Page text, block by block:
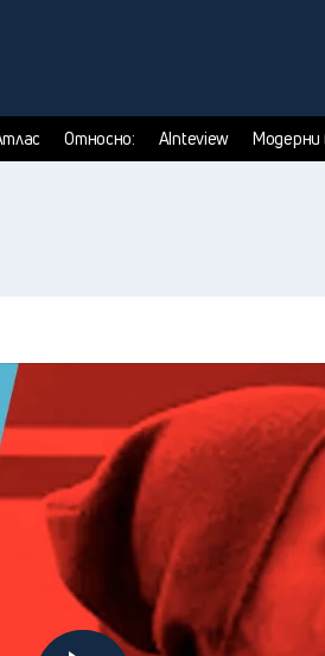
Относно: AInteview Модерни